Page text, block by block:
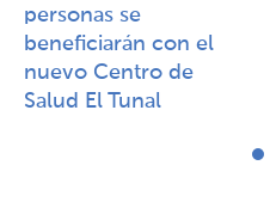
personas se
beneficiarán con el
nuevo Centro de
Salud El Tunal